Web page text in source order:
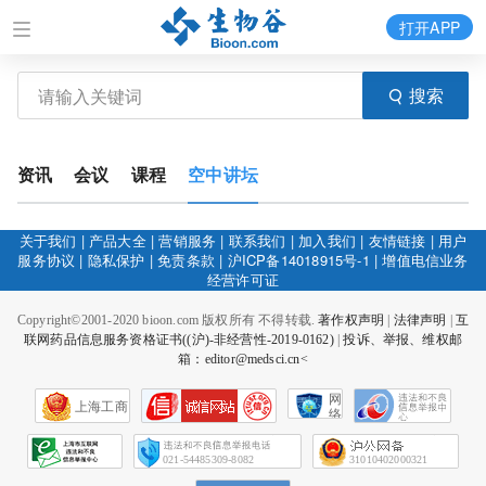
搜索
打开APP
资讯 会议 课程 空中讲坛
关于我们 | 产品大全|营销服务 | 联系我们 | 加入我们 | 友情链接 | 用户
服务协议 | 隐私保护 |免责条款 | 沪ICP备14018915号-1 |增值电信业务
经营许可证
Copyright©2001-2020 bioon.com 版权所有 不得转载.著作权声明 法律声明
互
联网药品信息服务资格证书((沪)-非经营性-2019-0162)|投诉、举报、维权邮
箱：editor@medsci.cn<
上海工商
网
络
会
征
021-54485309-8082 31010402000321